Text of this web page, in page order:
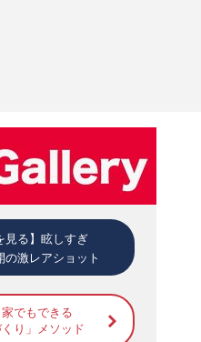
見る】眩しすぎ
激レアショット
家でもできる
くり」メソッド